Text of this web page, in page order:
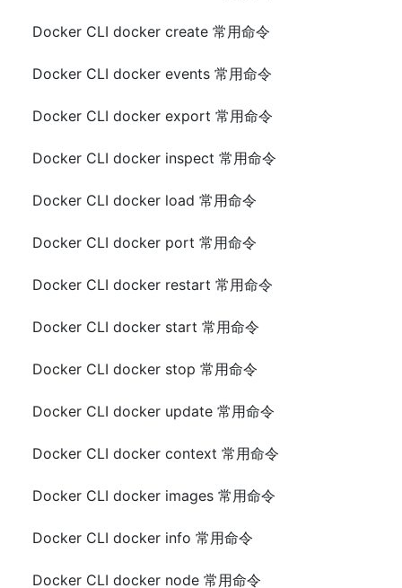
Docker CLI docker create 常用命令
Docker CLI docker events 常用命令
Docker CLI docker export 常用命令
Docker CLI docker inspect 常用命令
Docker CLI docker load 常用命令
Docker CLI docker port 常用命令
Docker CLI docker restart 常用命令
Docker CLI docker start 常用命令
Docker CLI docker stop 常用命令
Docker CLI docker update 常用命令
Docker CLI docker context 常用命令
Docker CLI docker images 常用命令
Docker CLI docker info 常用命令
Docker CLI docker node 常用命令